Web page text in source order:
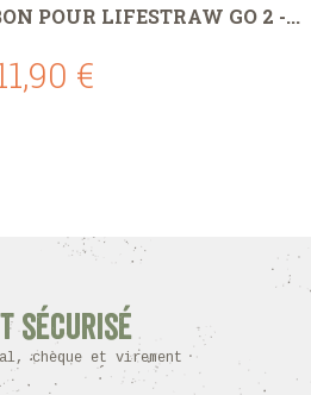
POUR LIFESTRAW GO 2 -...
€
sécurisé
chèque et virement